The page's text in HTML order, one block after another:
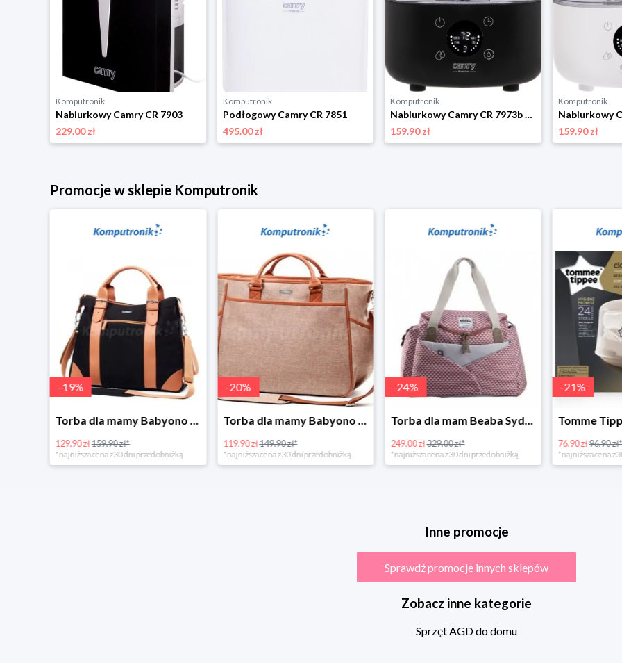
Komputronik
Nabiurkowy Camry CR 7903
229.00 zł
Komputronik
Podłogowy Camry CR 7851
495.00 zł
Komputronik
Nabiurkowy Camry CR 7973b czarny
159.90 zł
Komputronik
159.90 zł
Promocje w sklepie Komputronik
-19%
129.90 zł159.90 zł*
*najniższa cena z 30 dni przed obniżką
-20%
119.90 zł149.90 zł*
*najniższa cena z 30 dni przed obniżką
-24%
249.00 zł329.00 zł*
*najniższa cena z 30 dni przed obniżką
-21%
76.90 zł96.90 zł*
*najniższa cena z
Inne promocje
Sprawdź promocje innych sklepów
Zobacz inne kategorie
Sprzęt AGD do domu